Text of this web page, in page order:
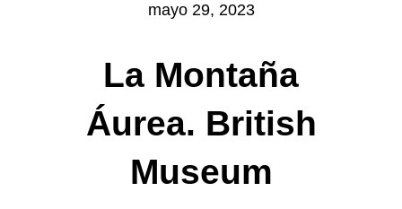
mayo 29, 2023
La Montaña
Áurea. British
Museum